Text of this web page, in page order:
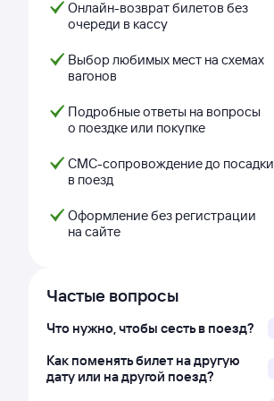
Онлайн-возврат билетов без
очереди в кассу
Выбор любимых мест на схемах
вагонов
Подробные ответы на вопросы
о поездке или покупке
СМС-сопровождение до посадки
в поезд
Оформление без регистрации
на сайте
Частые вопросы
Что нужно, чтобы сесть в поезд?
Как поменять билет на другую
дату или на другой поезд?